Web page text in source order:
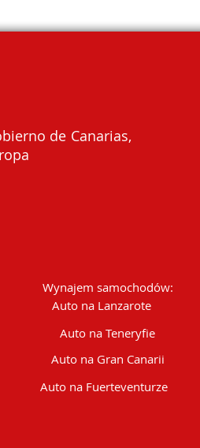
de Canarias,
Wynajem samochodów:
Auto na Lanzarote
Auto na Teneryfie
Auto na Gran Canarii
Auto na Fuerteventurze